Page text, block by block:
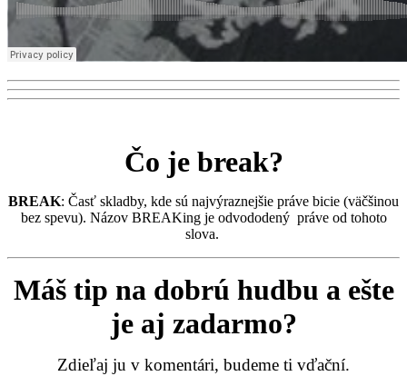
Čo je break?
BREAK: Časť skladby, kde sú najvýraznejšie práve bicie (väčšinou
bez spevu). Názov BREAKing je odvododený práve od tohoto
slova.
Máš tip na dobrú hudbu a ešte
je aj zadarmo?
Zdieľaj ju v komentári, budeme ti vďační.